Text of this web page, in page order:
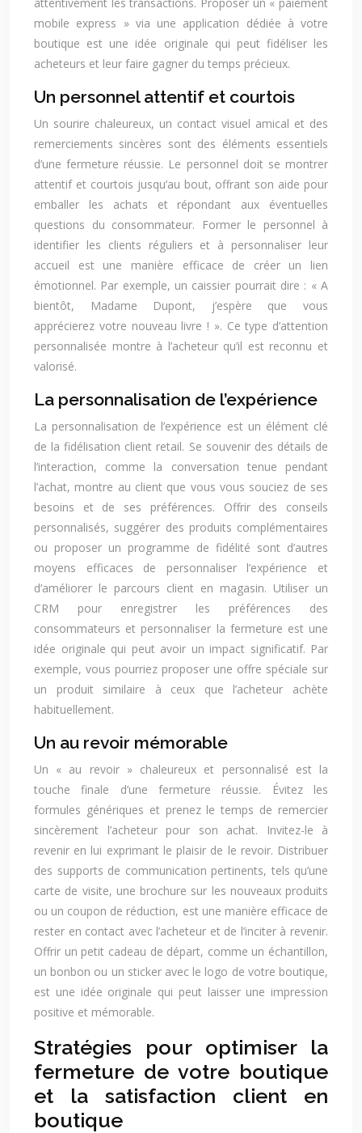
mobile express » via une application dédiée à votre
boutique est une idée originale qui peut fidéliser les
acheteurs et leur faire gagner du temps précieux.
Un personnel attentif et courtois
Un sourire chaleureux, un contact visuel amical et des
remerciements sincères sont des éléments essentiels
d’une fermeture réussie. Le personnel doit se montrer
attentif et courtois jusqu’au bout, offrant son aide pour
emballer les achats et répondant aux éventuelles
questions du consommateur. Former le personnel à
identifier les clients réguliers et à personnaliser leur
accueil est une manière efficace de créer un lien
émotionnel. Par exemple, un caissier pourrait dire : « A
bientôt, Madame Dupont, j’espère que vous
apprécierez votre nouveau livre ! ». Ce type d’attention
personnalisée montre à l’acheteur qu’il est reconnu et
valorisé.
La personnalisation de l’expérience
La personnalisation de l’expérience est un élément clé
de la fidélisation client retail. Se souvenir des détails de
l’interaction, comme la conversation tenue pendant
l’achat, montre au client que vous vous souciez de ses
besoins et de ses préférences. Offrir des conseils
personnalisés, suggérer des produits complémentaires
ou proposer un programme de fidélité sont d’autres
moyens efficaces de personnaliser l’expérience et
d’améliorer le parcours client en magasin. Utiliser un
CRM pour enregistrer les préférences des
consommateurs et personnaliser la fermeture est une
idée originale qui peut avoir un impact significatif. Par
exemple, vous pourriez proposer une offre spéciale sur
un produit similaire à ceux que l’acheteur achète
habituellement.
Un au revoir mémorable
Un « au revoir » chaleureux et personnalisé est la
touche finale d’une fermeture réussie. Évitez les
formules génériques et prenez le temps de remercier
sincèrement l’acheteur pour son achat. Invitez-le à
revenir en lui exprimant le plaisir de le revoir. Distribuer
des supports de communication pertinents, tels qu’une
carte de visite, une brochure sur les nouveaux produits
ou un coupon de réduction, est une manière efficace de
rester en contact avec l’acheteur et de l’inciter à revenir.
Offrir un petit cadeau de départ, comme un échantillon,
un bonbon ou un sticker avec le logo de votre boutique,
est une idée originale qui peut laisser une impression
positive et mémorable.
Stratégies pour optimiser la
fermeture de votre boutique
et la satisfaction client en
boutique